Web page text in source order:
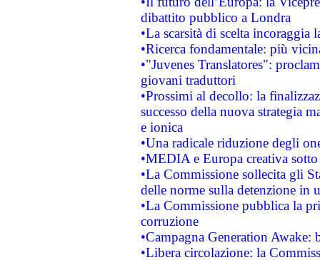
dibattito pubblico a Londra
•La scarsità di scelta
•Ricerca fondamentale: più
•"Juvenes Translatores":
giovani traduttori
•Prossimi al decollo: la
successo della nuova strategia
e ionica
•Una radicale riduzione degli
•MEDIA e Europa creativa
•La Commissione sollecita gli
delle norme sulla detenzione in
•La Commissione pubblica la
corruzione
•Campagna Generation
•Libera circolazione: la